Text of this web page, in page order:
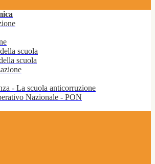
scuola
scuola
- La scuola anticorruzione
Nazionale - PON